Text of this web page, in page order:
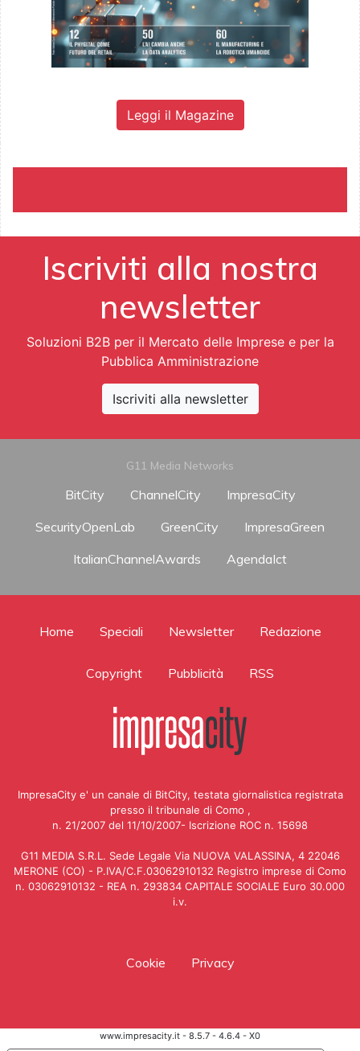
Leggi il Magazine
Iscriviti alla nostra
newsletter
Soluzioni B2B per il Mercato delle Imprese e per la
Pubblica Amministrazione
Iscriviti alla newsletter
G11 Media Networks
BitCity ChannelCity
ImpresaCity
SecurityOpenLab
GreenCity
ImpresaGreen
ItalianChannelAwards
AgendaIct
Home Speciali Newsletter Redazione
Copyright Pubblicità RSS
ImpresaCity e' un canale di BitCity, testata giornalistica registrata
presso il tribunale di Como ,
n. 21/2007 del 11/10/2007- Iscrizione ROC n. 15698
G11 MEDIA S.R.L. Sede Legale Via NUOVA VALASSINA, 4 22046
MERONE (CO) - P.IVA/C.F.03062910132 Registro imprese di Como
n. 03062910132 - REA n. 293834 CAPITALE SOCIALE Euro 30.000
i.v.
Cookie Privacy
www.impresacity.it - 8.5.7 - 4.6.4 - X0